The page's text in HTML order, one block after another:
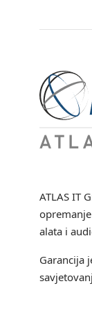
ATLAS IT
alata i
Garancija